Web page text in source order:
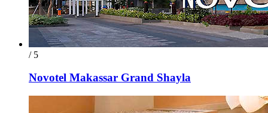
/ 5
Novotel Makassar Grand Shayla